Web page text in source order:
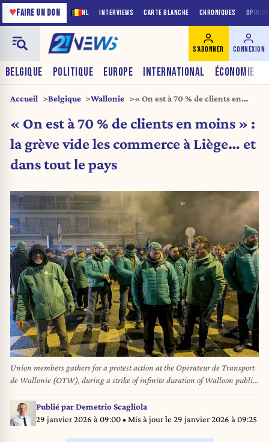
NL INTERVIEWS CARTE BLANCHE CHRONIQUES
♥FAIRE UN DON
BELGIQUE POLITIQUE EUROPE INTERNATIONAL ÉCONOMIE
S'ABONNER CONNEXION
Accueil Belgique Wallonie
« On est à 70 % de clients en
commerce à Liège… et dans tout
« On est à 70 % de clients en moins » :
la grève vide les commerce à Liège… et
dans tout le pays
Union members gathers for a protest action at the Operateur de Transport
de Wallonie (OTW), during a strike of infinite duration of Walloon public
transport company Letec, Wednesday 28 January 2026 in Namur. BELGA
PHOTO GREGORY PIERARD
Publié parDemetrio Scagliola
29 janvier 2026 à 09:00• Mis à jour le 29 janvier 2026 à 09:25